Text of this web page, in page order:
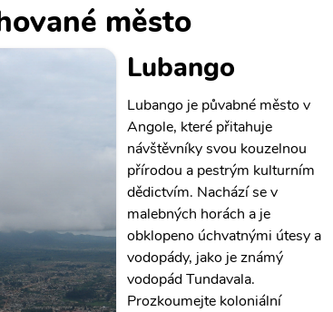
město
Lubango
Lubango je půvabné město v
Angole, které přitahuje
návštěvníky svou kouzelnou
přírodou a pestrým kulturním
dědictvím. Nachází se v
malebných horách a je
obklopeno úchvatnými útesy a
vodopády, jako je známý
vodopád Tundavala.
Prozkoumejte koloniální